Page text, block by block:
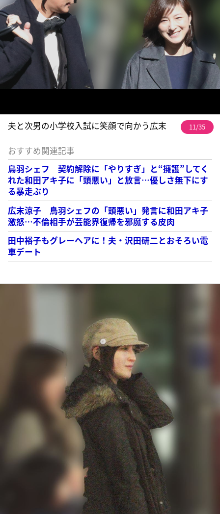
夫と次男の小学校入試に笑顔で向かう広末 11/35
おすすめ関連記事
鳥羽シェフ 契約解除に「やりすぎ」と“擁護”してく
れた和田アキ子に「頭悪い」と放言…優しさ無下にす
る暴走ぶり
広末涼子 鳥羽シェフの「頭悪い」発言に和田アキ子
激怒…不倫相手が芸能界復帰を邪魔する皮肉
田中裕子もグレーヘアに！夫・沢田研二とおそろい電
車デート